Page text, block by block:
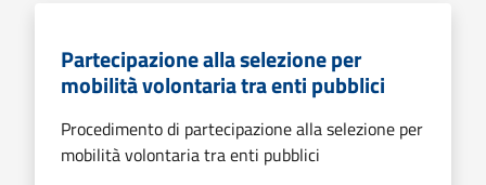
Partecipazione alla selezione per
mobilità volontaria tra enti pubblici
Procedimento di partecipazione alla selezione per
mobilità volontaria tra enti pubblici